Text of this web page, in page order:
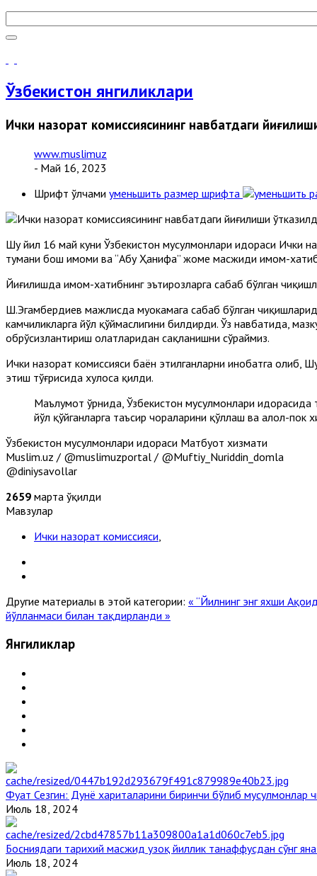
Ўзбекистон янгиликлари
Ички назорат комиссиясининг навбатдаги
www.muslimuz
- Май 16, 2023
Шрифт ўлчами уменьшить размер шрифта
Шу йил 16 май куни Ўзбекистон мусулмонлари идораси Ички
тумани бош имоми ва “Абу Ҳанифа” жоме масжиди имом-
Йиғилишда имом-хатибнинг эътирозларга сабаб бўлган
Ш.Эгамбердиев мажлисда муҳокамага сабаб бўлган
камчиликларга йўл қўймаслигини билдирди. Ўз навбатида,
обрўсизлантириш ҳолатларидан сақланишни сўраймиз.
Ички назорат комиссияси баён этилганларни инобатга
этиш тўғрисида хулоса қилди.
Маълумот ўрнида, Ўзбекистон мусулмонлари идорасида
йўл қўйганларга таъсир чораларини қўллаш ва ҳалол-
Ўзбекистон мусулмонлари идораси Матбуот хизмати
Muslim.uz / @muslimuzportal / @Muftiy_Nuriddin_domla
@diniysavollar
2659 марта ўқилди
Мавзулар
Ички назорат комиссияси
Другие материалы в этой категории: « “Йилнинг энг яхши
йўлланмаси билан тақдирланди »
Янгиликлар
Фуат Сезгин: Дунё хариталарини биринчи бўлиб мусулмонлар
Июль 18, 2024
Босниядаги тарихий масжид узоқ йиллик танаффусдан сўнг
Июль 18, 2024